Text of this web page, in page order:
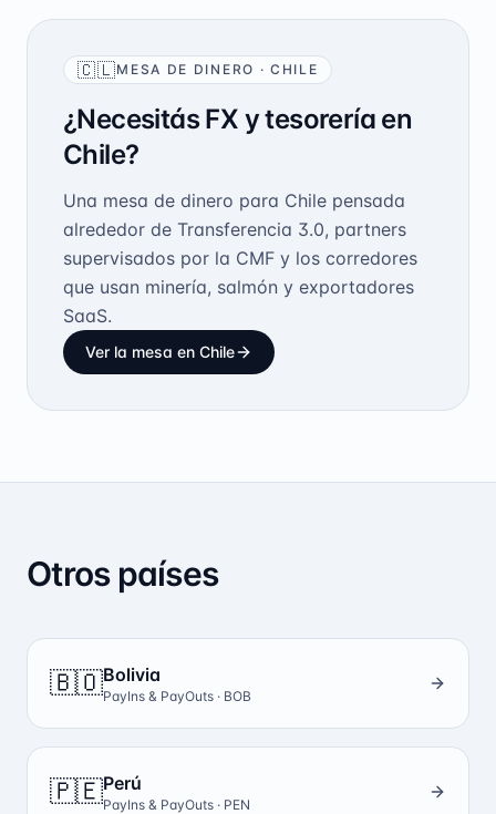
🇨🇱MESA DE DINERO · CHILE
¿Necesitás FX y tesorería en
Chile?
Una mesa de dinero para Chile pensada
alrededor de Transferencia 3.0, partners
supervisados por la CMF y los corredores
que usan minería, salmón y exportadores
SaaS.
Ver la mesa en Chile
Otros países
🇧🇴Bolivia
PayIns & PayOuts · BOB
🇵🇪Perú
PayIns & PayOuts · PEN